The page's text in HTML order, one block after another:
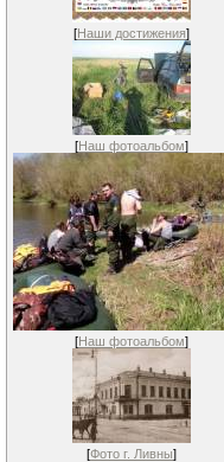
[Наши достижения]
[Наш фотоальбом]
[Наш фотоальбом]
[Фото г. Ливны]